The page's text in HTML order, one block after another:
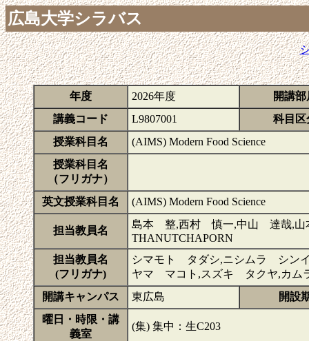
広島大学シラバス
年度 2026年度
開講部
講義コード
L9807001
科目区
授業科目名
(AIMS) Modern Food Science
授業科目名
（フリガナ）
英文授業科目名
(AIMS) Modern Food Science
担当教員名
島本 整,西村 慎一,中山 達哉,山
THANUTCHAPORN
担当教員名
(フリガナ)
シマモト タダシ,ニシムラ シン
ヤマ マコト,スズキ タクヤ,カム
開講キャンパス
東広島
開設
曜日・時限・講
義室
(集) 集中：生C203